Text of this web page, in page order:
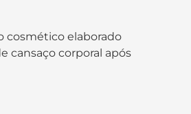
cosmético elaborado
cansaço corporal após